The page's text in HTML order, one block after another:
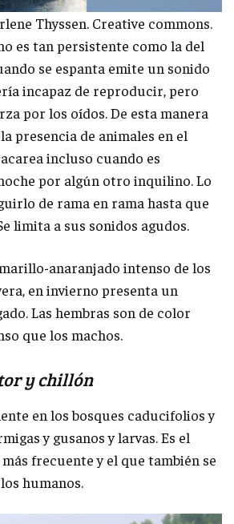
Thyssen. Creative commons.
es tan persistente como la del
se espanta emite un sonido
incapaz de reproducir, pero
por los oídos. De esta manera
presencia de animales en el
incluso cuando es
por algún otro inquilino. Lo
de rama en rama hasta que
limita a sus sonidos agudos.
anaranjado intenso de los
en invierno presenta un
Las hembras son de color
que los machos.
y chillón
en los bosques caducifolios y
y gusanos y larvas. Es el
frecuente y el que también se
humanos.